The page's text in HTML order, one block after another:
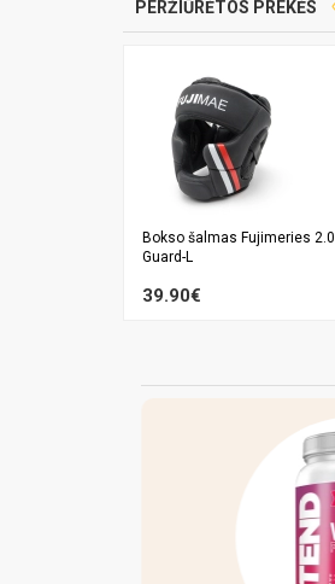
PERŽIŪRĖTOS PREKĖS
Bokso šalmas Fujimeries
Guard-L
39.90€